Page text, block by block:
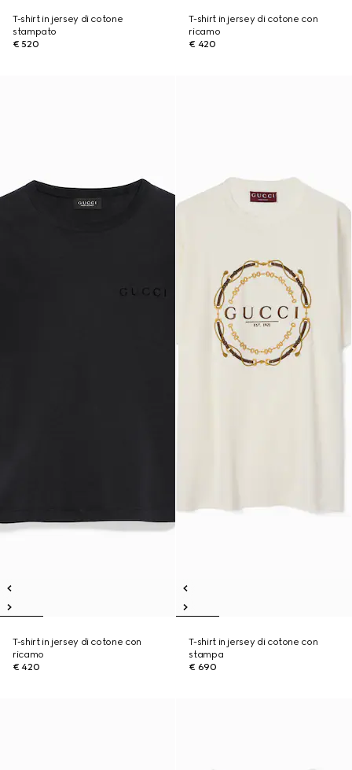
T-shirt in jersey di cotone
stampato
€ 520
T-shirt in jersey di cotone con
ricamo
€ 420
T-shirt in jersey di cotone con
ricamo
€ 420
T-shirt in jersey di cotone con
stampa
€ 690